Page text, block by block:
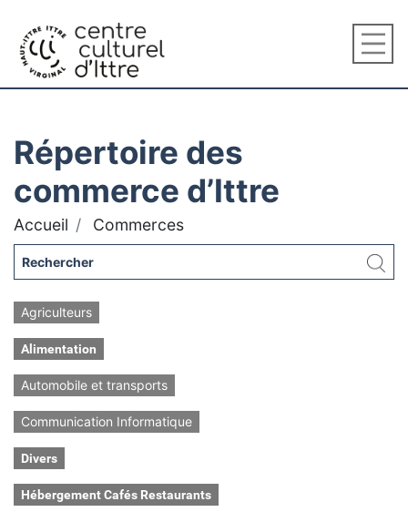
Répertoire des
commerce d’Ittre
Accueil Commerces
Agriculteurs
Alimentation
Automobile et transports
Communication Informatique
Divers
Hébergement Cafés Restaurants